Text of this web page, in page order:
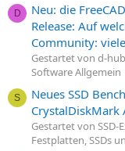
D
Neu: die
Release: Auf
Community:
Gestartet von d-
Software Allgemein
S
Neues SSD
CrystalDiskMark
Gestartet von SSD-
Festplatten, SSDs